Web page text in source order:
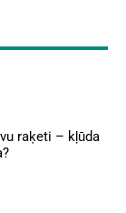
raķeti – kļūda